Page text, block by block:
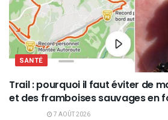
SANTÉ
Trail : pourquoi il faut éviter de
et des framboises sauvages en
7 AOÛT 2026